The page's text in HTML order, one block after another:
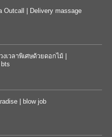
Outcall | Delivery massage
เวลาพิเศษด้วยดอกไม้ |
| blow job